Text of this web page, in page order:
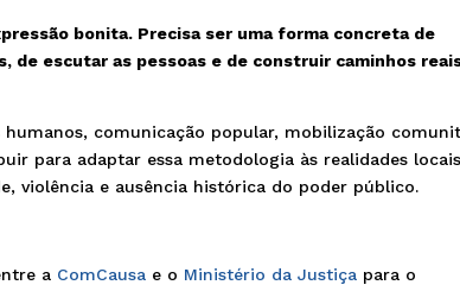
bonita. Precisa ser uma forma concreta de
escutar as pessoas e de construir caminhos
comunicação popular, mobilização
para adaptar essa metodologia às realidades
violência e ausência histórica do poder público.
a ComCausa e o Ministério da Justiça para o